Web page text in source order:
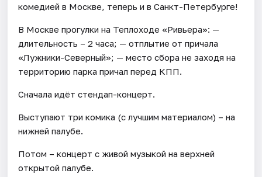
комедией в Москве, теперь и в Санкт-Петербурге!
В Москве прогулки на Теплоходе «Ривьера»: —
длительность – 2 часа; — отплытие от причала
«Лужники-Северный»; — место сбора не заходя на
территорию парка причал перед КПП.
Сначала идёт стендап-концерт.
Выступают три комика (с лучшим материалом) – на
нижней палубе.
Потом – концерт с живой музыкой на верхней
открытой палубе.